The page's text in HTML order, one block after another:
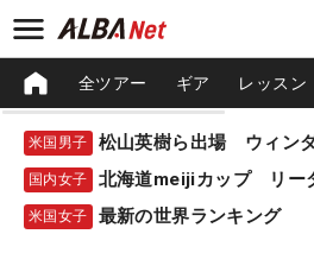
全ツアー ギア レッスン
米国男子
国内女子 北海道meijiカップ リー
米国女子 最新の世界ランキング